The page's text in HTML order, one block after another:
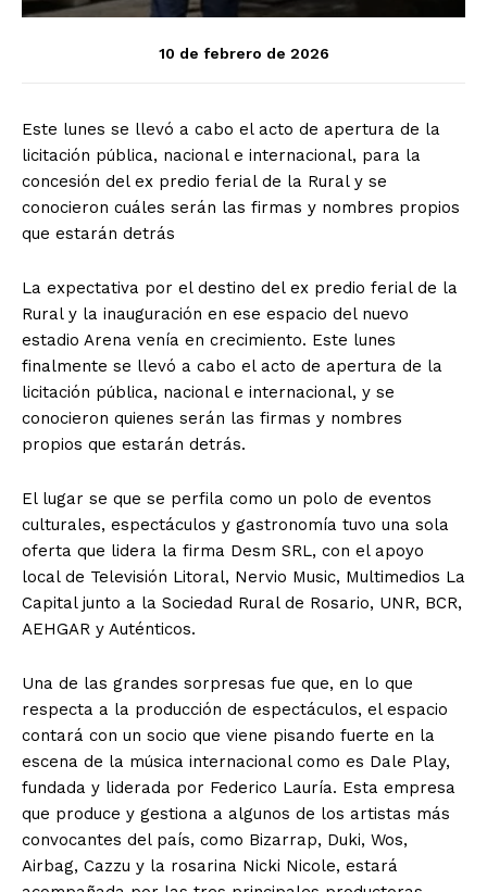
10 de febrero de 2026
Este lunes se llevó a cabo el acto de apertura de la
licitación pública, nacional e internacional, para la
concesión del ex predio ferial de la Rural y se
conocieron cuáles serán las firmas y nombres propios
que estarán detrás
La expectativa por el destino del ex predio ferial de la
Rural y la inauguración en ese espacio del nuevo
estadio Arena venía en crecimiento. Este lunes
finalmente se llevó a cabo el acto de apertura de la
licitación pública, nacional e internacional, y se
conocieron quienes serán las firmas y nombres
propios que estarán detrás.
El lugar se que se perfila como un polo de eventos
culturales, espectáculos y gastronomía tuvo una sola
oferta que lidera la firma Desm SRL, con el apoyo
local de Televisión Litoral, Nervio Music, Multimedios La
Capital junto a la Sociedad Rural de Rosario, UNR, BCR,
AEHGAR y Auténticos.
Una de las grandes sorpresas fue que, en lo que
respecta a la producción de espectáculos, el espacio
contará con un socio que viene pisando fuerte en la
escena de la música internacional como es Dale Play,
fundada y liderada por Federico Lauría. Esta empresa
que produce y gestiona a algunos de los artistas más
convocantes del país, como Bizarrap, Duki, Wos,
Airbag, Cazzu y la rosarina Nicki Nicole, estará